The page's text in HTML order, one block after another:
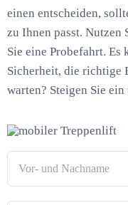
einen entscheiden,
zu Ihnen passt. Nutzen
Sie eine Probefahrt. Es
Sicherheit, die richtige
warten? Steigen Sie